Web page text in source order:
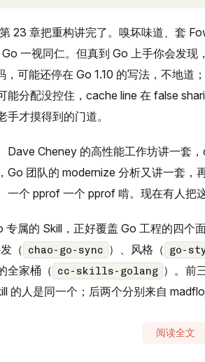
第 23 章把重构讲完了。嗅坏味道、套
一视同仁。但真到 Go 上手你会发现
，可能还停在 Go 1.10 的写法，不地
能分配没控住，cache line 在 false
手才摸得到的门道。
Dave Cheney 的高性能工作坊讲一套
Go 团队的 modernize 分析又讲一套，
一个 pprof 一个 pprof 啃。现在有人把
专属的 Skill，正好覆盖 Go 工程的四个
（ chao-go-sync ）、风格（ go-
全家桶（ cc-skills-golang ）。前
的人是同一个；后两个分别来自
阅读全文